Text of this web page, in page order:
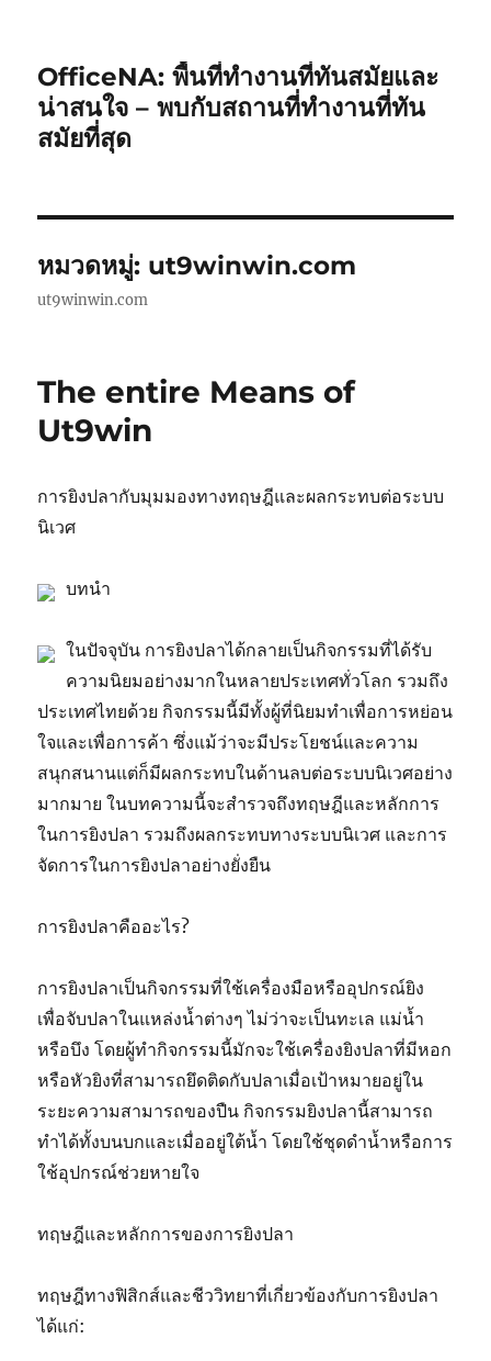
OfficeNA: พื้นที่ทำงานที่ทันสมัยและ
น่าสนใจ – พบกับสถานที่ทำงานที่ทัน
สมัยที่สุด
หมวดหมู่: ut9winwin.com
ut9winwin.com
The entire Means of
Ut9win
การยิงปลากับมุมมองทางทฤษฎีและผลกระทบต่อระบบ
นิเวศ
บทนำ
ในปัจจุบัน การยิงปลาได้กลายเป็นกิจกรรมที่ได้รับ
ความนิยมอย่างมากในหลายประเทศทั่วโลก รวมถึง
ประเทศไทยด้วย กิจกรรมนี้มีทั้งผู้ที่นิยมทำเพื่อการหย่อน
ใจและเพื่อการค้า ซึ่งแม้ว่าจะมีประโยชน์และความ
สนุกสนานแต่ก็มีผลกระทบในด้านลบต่อระบบนิเวศอย่าง
มากมาย ในบทความนี้จะสำรวจถึงทฤษฎีและหลักการ
ในการยิงปลา รวมถึงผลกระทบทางระบบนิเวศ และการ
จัดการในการยิงปลาอย่างยั่งยืน
การยิงปลาคืออะไร?
การยิงปลาเป็นกิจกรรมที่ใช้เครื่องมือหรืออุปกรณ์ยิง
เพื่อจับปลาในแหล่งน้ำต่างๆ ไม่ว่าจะเป็นทะเล แม่น้ำ
หรือบึง โดยผู้ทำกิจกรรมนี้มักจะใช้เครื่องยิงปลาที่มีหอก
หรือหัวยิงที่สามารถยึดติดกับปลาเมื่อเป้าหมายอยู่ใน
ระยะความสามารถของปืน กิจกรรมยิงปลานี้สามารถ
ทำได้ทั้งบนบกและเมื่ออยู่ใต้น้ำ โดยใช้ชุดดำน้ำหรือการ
ใช้อุปกรณ์ช่วยหายใจ
ทฤษฎีและหลักการของการยิงปลา
ทฤษฎีทางฟิสิกส์และชีววิทยาที่เกี่ยวข้องกับการยิงปลา
ได้แก่: